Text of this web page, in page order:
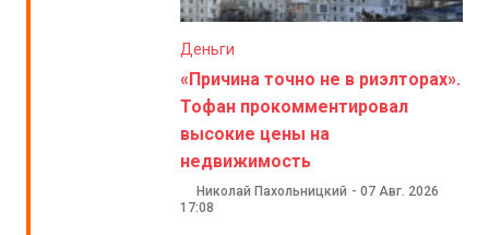
Деньги
«Причина точно не в риэлторах».
Тофан прокомментировал
высокие цены на
недвижимость
Николай Пахольницкий - 07 Авг. 2026
17:08